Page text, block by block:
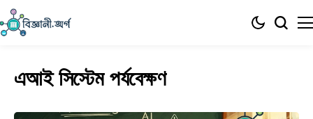
এআই সিস্টেম পর্যবেক্ষণ